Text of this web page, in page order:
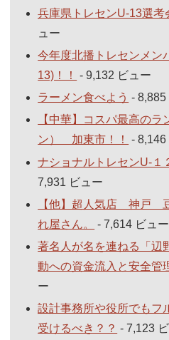
兵庫県トレセンU-13選考
ュー
今年度北播トレセンメン
13)！！
- 9,132 ビュー
ラーメン食べよう - 8,885
【中華】コスパ最高の
ン） 加東市！！
- 8,146
ナショナルトレセンU-１
7,931 ビュー
【他】超人気店 神戸
れ屋さん。
- 7,614 ビュー
著名人が名を連ねる「辺
動への資金流入と安全管
ー
設計事務所や役所でもフ
受けるべき？？ - 7,123